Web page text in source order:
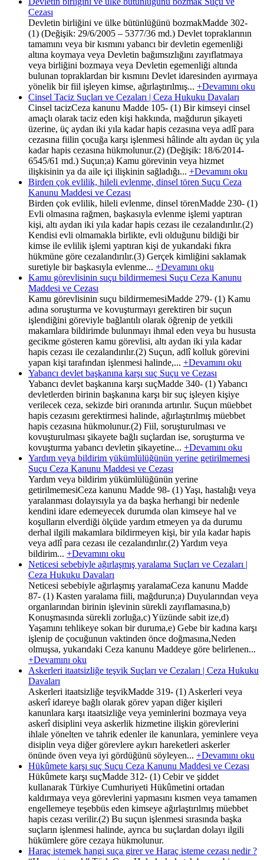
Cezası
Devletin birliğini ve ülke bütünlüğünü bozmakMadde 302-
(1) (Değişik: 29/6/2005 – 5377/36 md.) Devlet topraklarının
tamamını veya bir kısmını yabancı bir devletin egemenliği
altına koymaya veya Devletin bağımsızlığını zayıflatmaya
veya birliğini bozmaya veya Devletin egemenliği altında
bulunan topraklardan bir kısmını Devlet idaresinden ayırmaya
yönelik bir fiil işleyen kimse, ağırlaştırılmış... +Devamını oku
Cinsel Taciz Suçları ve Cezaları | Ceza Hukuku Davaları
Cinsel tacizCeza kanunu Madde 105- (1) Bir kimseyi cinsel
amaçlı olarak taciz eden kişi hakkında, mağdurun şikayeti
üzerine, üç aydan iki yıla kadar hapis cezasına veya adlî para
cezasına fiilin çocuğa karşı işlenmesi hâlinde altı aydan üç yıla
kadar hapis cezasına hükmolunur.(2) (Değişik: 18/6/2014-
6545/61 md.) Suçun;a) Kamu görevinin veya hizmet
ilişkisinin ya da aile içi ilişkinin sağladığı... +Devamını oku
Birden çok evlilik, hileli evlenme, dinsel tören Suçu Ceza
Kanunu Maddesi ve Cezası
Birden çok evlilik, hileli evlenme, dinsel törenMadde 230- (1)
Evli olmasına rağmen, başkasıyla evlenme işlemi yaptıran
kişi, altı aydan iki yıla kadar hapis cezası ile cezalandırılır.(2)
Kendisi evli olmamakla birlikte, evli olduğunu bildiği bir
kimse ile evlilik işlemi yaptıran kişi de yukarıdaki fıkra
hükmüne göre cezalandırılır.(3) Gerçek kimliğini saklamak
suretiyle bir başkasıyla evlenme... +Devamını oku
Kamu görevlisinin suçu bildirmemesi Suçu Ceza Kanunu
Maddesi ve Cezası
Kamu görevlisinin suçu bildirmemesiMadde 279- (1) Kamu
adına soruşturma ve kovuşturmayı gerektiren bir suçun
işlendiğini göreviyle bağlantılı olarak öğrenip de yetkili
makamlara bildirimde bulunmayı ihmal eden veya bu hususta
gecikme gösteren kamu görevlisi, altı aydan iki yıla kadar
hapis cezası ile cezalandırılır.(2) Suçun, adlî kolluk görevini
yapan kişi tarafından işlenmesi halinde,... +Devamını oku
Yabancı devlet başkanına karşı suç Suçu ve Cezası
Yabancı devlet başkanına karşı suçMadde 340- (1) Yabancı
devletlerden birinin başkanına karşı bir suç işleyen kişiye
verilecek ceza, sekizde biri oranında artırılır. Suçun müebbet
hapis cezasını gerektirmesi halinde, ağırlaştırılmış müebbet
hapis cezasına hükmolunur.(2) Fiil, soruşturulması ve
kovuşturulması şikayete bağlı suçlardan ise, soruşturma ve
kovuşturma yabancı devletin şikayetine... +Devamını oku
Yardım veya bildirim yükümlülüğünün yerine getirilmemesi
Suçu Ceza Kanunu Maddesi ve Cezası
Yardım veya bildirim yükümlülüğünün yerine
getirilmemesiCeza kanunu Madde 98- (1) Yaşı, hastalığı veya
yaralanması dolayısıyla ya da başka herhangi bir nedenle
kendini idare edemeyecek durumda olan kimseye hal ve
koşulların elverdiği ölçüde yardım etmeyen ya da durumu
derhal ilgili makamlara bildirmeyen kişi, bir yıla kadar hapis
veya adlî para cezası ile cezalandırılır.(2) Yardım veya
bildirim... +Devamını oku
Neticesi sebebiyle ağırlaşmış yaralama Suçları ve Cezaları |
Ceza Hukuku Davaları
Neticesi sebebiyle ağırlaşmış yaralamaCeza kanunu Madde
87- (1) Kasten yaralama fiili, mağdurun;a) Duyularından veya
organlarından birinin işlevinin sürekli zayıflamasına,b)
Konuşmasında sürekli zorluğa,c) Yüzünde sabit ize,d)
Yaşamını tehlikeye sokan bir duruma,e) Gebe bir kadına karşı
işlenip de çocuğunun vaktinden önce doğmasına,Neden
olmuşsa, yukarıdaki Ceza kanunu Maddeye göre belirlenen...
+Devamını oku
Askerleri itaatsizliğe teşvik Suçları ve Cezaları | Ceza Hukuku
Davaları
Askerleri itaatsizliğe teşvikMadde 319- (1) Askerleri veya
askerî idareye bağlı olarak görev yapan diğer kişileri
kanunlara karşı itaatsizliğe veya yeminlerini bozmaya veya
askerî disiplini veya askerlik hizmetine ilişkin görevlerini
ihlale yönelten ve tahrik edenler ile kanunlara, yeminlere veya
disiplin veya diğer görevlere aykırı hareketleri askerler
önünde öven veya iyi gördüğünü söyleyen... +Devamını oku
Hükûmete karşı suç Suçu Ceza Kanunu Maddesi ve Cezası
Hükûmete karşı suçMadde 312- (1) Cebir ve şiddet
kullanarak Türkiye Cumhuriyeti Hükûmetini ortadan
kaldırmaya veya görevlerini yapmasını kısmen veya tamamen
engellemeye teşebbüs eden kimseye ağırlaştırılmış müebbet
hapis cezası verilir.(2) Bu suçun işlenmesi sırasında başka
suçların işlenmesi halinde, ayrıca bu suçlardan dolayı ilgili
hükümlere göre cezaya hükmolunur.
Haraç istemek hangi suça girer ve Haraç isteme cezası nedir ?